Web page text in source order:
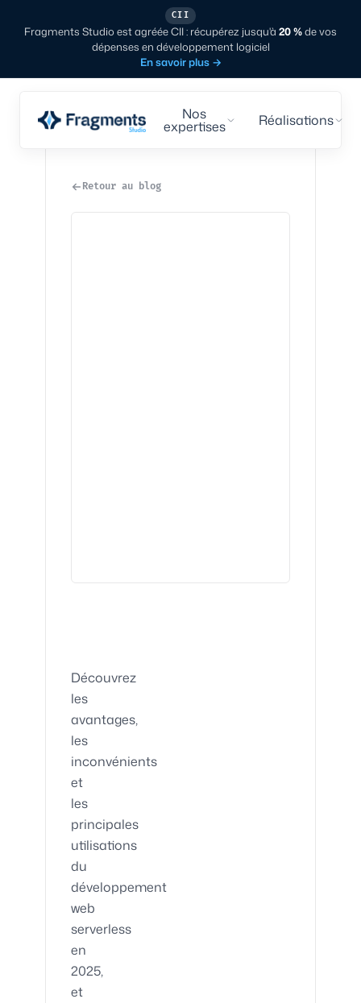
CII
Fragments Studio est agréée CII : récupérez jusqu'à 20 %de vos
dépenses en développement logiciel
En savoir plus →
Nos
expertises Réalisations
Retour au blog
Découvrez
les
avantages,
les
inconvénients
et
les
principales
utilisations
du
développement
web
serverless
en
2025,
et